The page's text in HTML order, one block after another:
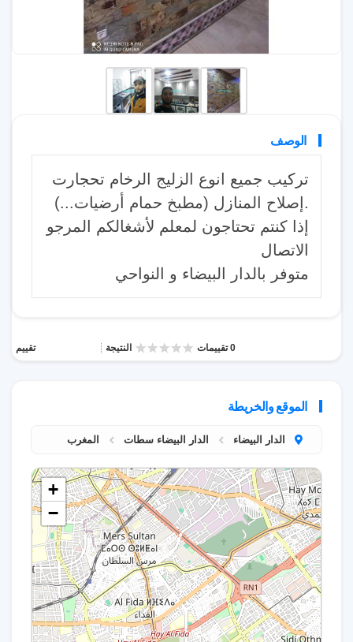
الوصف
تركيب جميع انوع الزليج الرخام تحجارت
.إصلاح المنازل (مطبخ حمام أرضيات...)
إذا كنتم تحتاجون لمعلم لأشغالكم المرجو
الاتصال
متوفر بالدار البيضاء و النواحي
تقييم النتيجة 0 تقييمات
الموقع والخريطة
الدار البيضاء الدار البيضاء سطات المغرب
+
−